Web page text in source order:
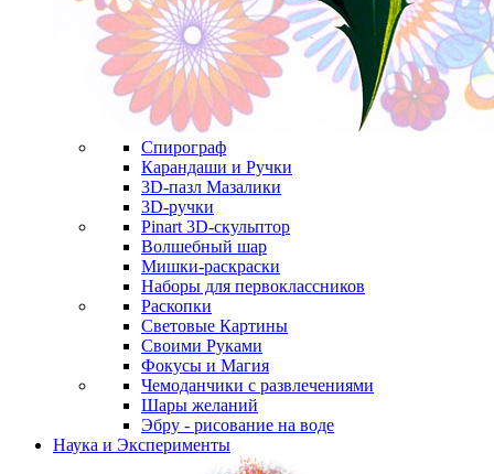
Спирограф
Карандаши и Ручки
3D-пазл Мазалики
3D-ручки
Pinart 3D-скульптор
Волшебный шар
Мишки-раскраски
Наборы для первоклассников
Раскопки
Световые Картины
Своими Руками
Фокусы и Магия
Чемоданчики с развлечениями
Шары желаний
Эбру - рисование на воде
Наука и Эксперименты